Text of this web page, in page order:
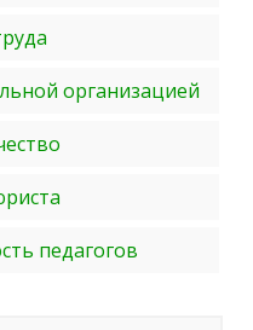
организацией
педагогов